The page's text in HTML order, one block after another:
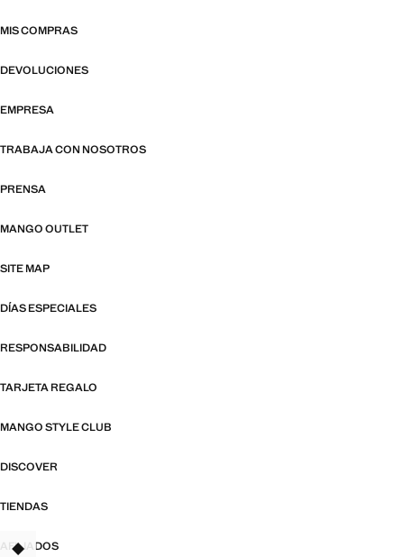
MIS COMPRAS
DEVOLUCIONES
EMPRESA
TRABAJA CON NOSOTROS
PRENSA
MANGO OUTLET
SITE MAP
DÍAS ESPECIALES
RESPONSABILIDAD
TARJETA REGALO
MANGO STYLE CLUB
DISCOVER
TIENDAS
AFILIADOS